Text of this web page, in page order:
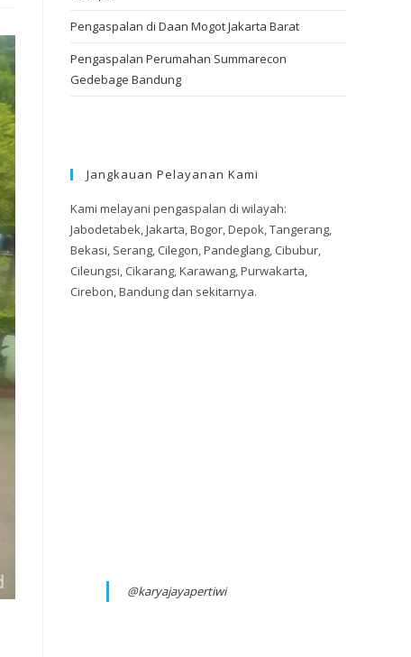
Pengaspalan di Daan Mogot Jakarta Barat
Pengaspalan Perumahan Summarecon
Gedebage Bandung
Jangkauan Pelayanan Kami
Kami melayani pengaspalan di wilayah:
Jabodetabek, Jakarta, Bogor, Depok, Tangerang,
Bekasi, Serang, Cilegon, Pandeglang, Cibubur,
Cileungsi, Cikarang, Karawang, Purwakarta,
Cirebon, Bandung dan sekitarnya.
@karyajayapertiwi